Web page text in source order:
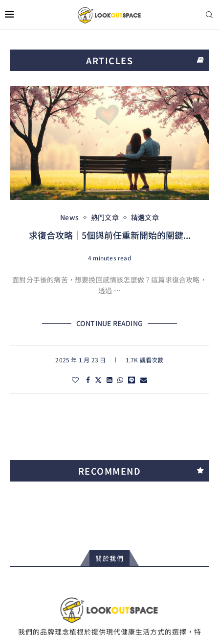
ARTICLES
News 熱門文章 精選文章
求復合攻略｜5個與前任重新開始的關鍵...
4 minutes read
面對分手後的痛苦，想要挽回感情該怎麼做？這篇求復合攻略，
透過 …
CONTINUE READING
2025 年 1 月 23 日 1.7K 觀看次數
RECOMMEND
關於我們
我們的品牌理念植根於提供現代健康生活方式的選擇，特